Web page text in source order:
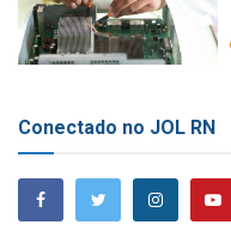
Conectado no JOL RN